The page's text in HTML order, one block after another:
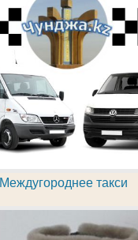
Междугороднее такси